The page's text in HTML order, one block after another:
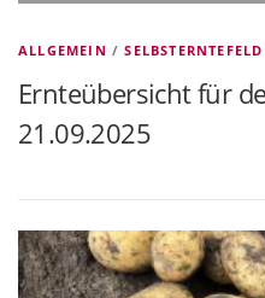
ALLGEMEIN /SELBSTERNTEFELD
Ernteübersicht für
21.09.2025